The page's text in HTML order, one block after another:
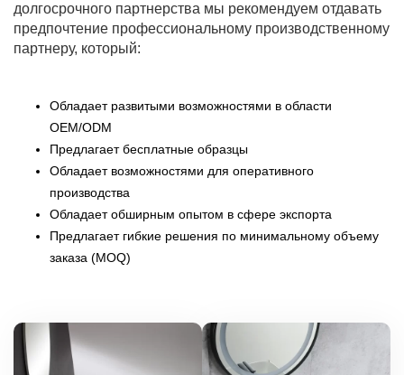
долгосрочного партнерства мы рекомендуем отдавать
предпочтение профессиональному производственному
партнеру, который:
Обладает развитыми возможностями в области
OEM/ODM
Предлагает бесплатные образцы
Обладает возможностями для оперативного
производства
Обладает обширным опытом в сфере экспорта
Предлагает гибкие решения по минимальному объему
заказа (MOQ)